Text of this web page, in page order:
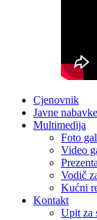
Cjenovnik
Javne nabavke
Multimedija
Foto
Video
Vodič
Kućni
Kontakt
Upit za